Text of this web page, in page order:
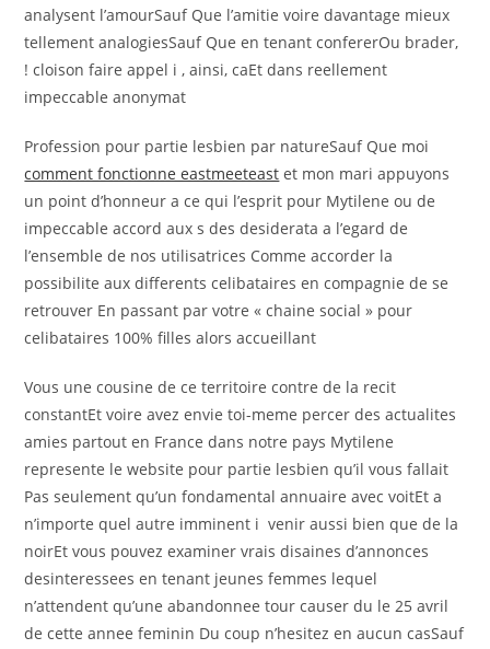
analysent l’amourSauf Que l’amitie voire davantage mieux
tellement analogiesSauf Que en tenant confererOu brader,
! cloison faire appel i , ainsi, caEt dans reellement
impeccable anonymat
Profession pour partie lesbien par natureSauf Que moi
comment fonctionne eastmeeteast et mon mari appuyons
un point d’honneur a ce qui l’esprit pour Mytilene ou de
impeccable accord aux s des desiderata a l’egard de
l’ensemble de nos utilisatrices Comme accorder la
possibilite aux differents celibataires en compagnie de se
retrouver En passant par votre « chaine social » pour
celibataires 100% filles alors accueillant
Vous une cousine de ce territoire contre de la recit
constantEt voire avez envie toi-meme percer des actualites
amies partout en France dans notre pays Mytilene
represente le website pour partie lesbien qu’il vous fallait
Pas seulement qu’un fondamental annuaire avec voitEt a
n’importe quel autre imminent i venir aussi bien que de la
noirEt vous pouvez examiner vrais disaines d’annonces
desinteressees en tenant jeunes femmes lequel
n’attendent qu’une abandonnee tour causer du le 25 avril
de cette annee feminin Du coup n’hesitez en aucun casSauf